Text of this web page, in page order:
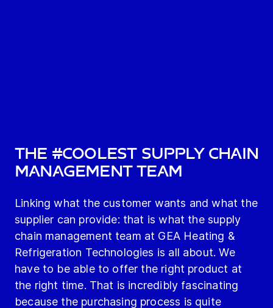
The #Coolest Supply Chain
Management Team
Linking what the customer wants and what the
supplier can provide: that is what the supply
chain management team at GEA Heating &
Refrigeration Technologies is all about. We
have to be able to offer the right product at
the right time. That is incredibly fascinating
because the purchasing process is quite